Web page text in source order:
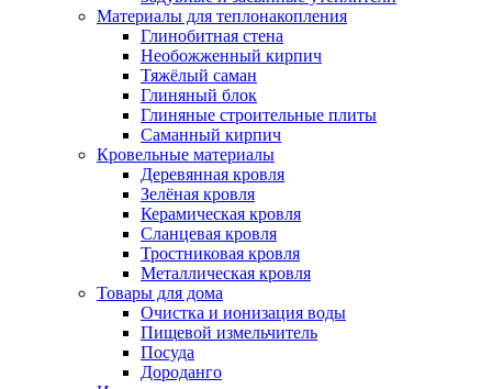
Материалы для теплонакопления
Глинобитная стена
Необожженный кирпич
Тяжёлый саман
Глиняный блок
Глиняные строительные плиты
Саманный кирпич
Кровельные материалы
Деревянная кровля
Зелёная кровля
Керамическая кровля
Сланцевая кровля
Тростниковая кровля
Металлическая кровля
Товары для дома
Очистка и ионизация воды
Пищевой измельчитель
Посуда
Дороданго